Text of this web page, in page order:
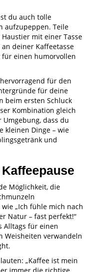
du auch tolle
aufzupeppen. Teile
mit einer Tasse
deiner Kaffeetasse
einen humorvollen
für den
für deine
beim ersten Schluck
Kombination gleich
dass du
kleinen Dinge – wie
und
Möglichkeit, die
„Ich fühle mich nach
Natur – fast perfekt!“
Alltags für einen
Weisheiten verwandeln
„Kaffee ist mein